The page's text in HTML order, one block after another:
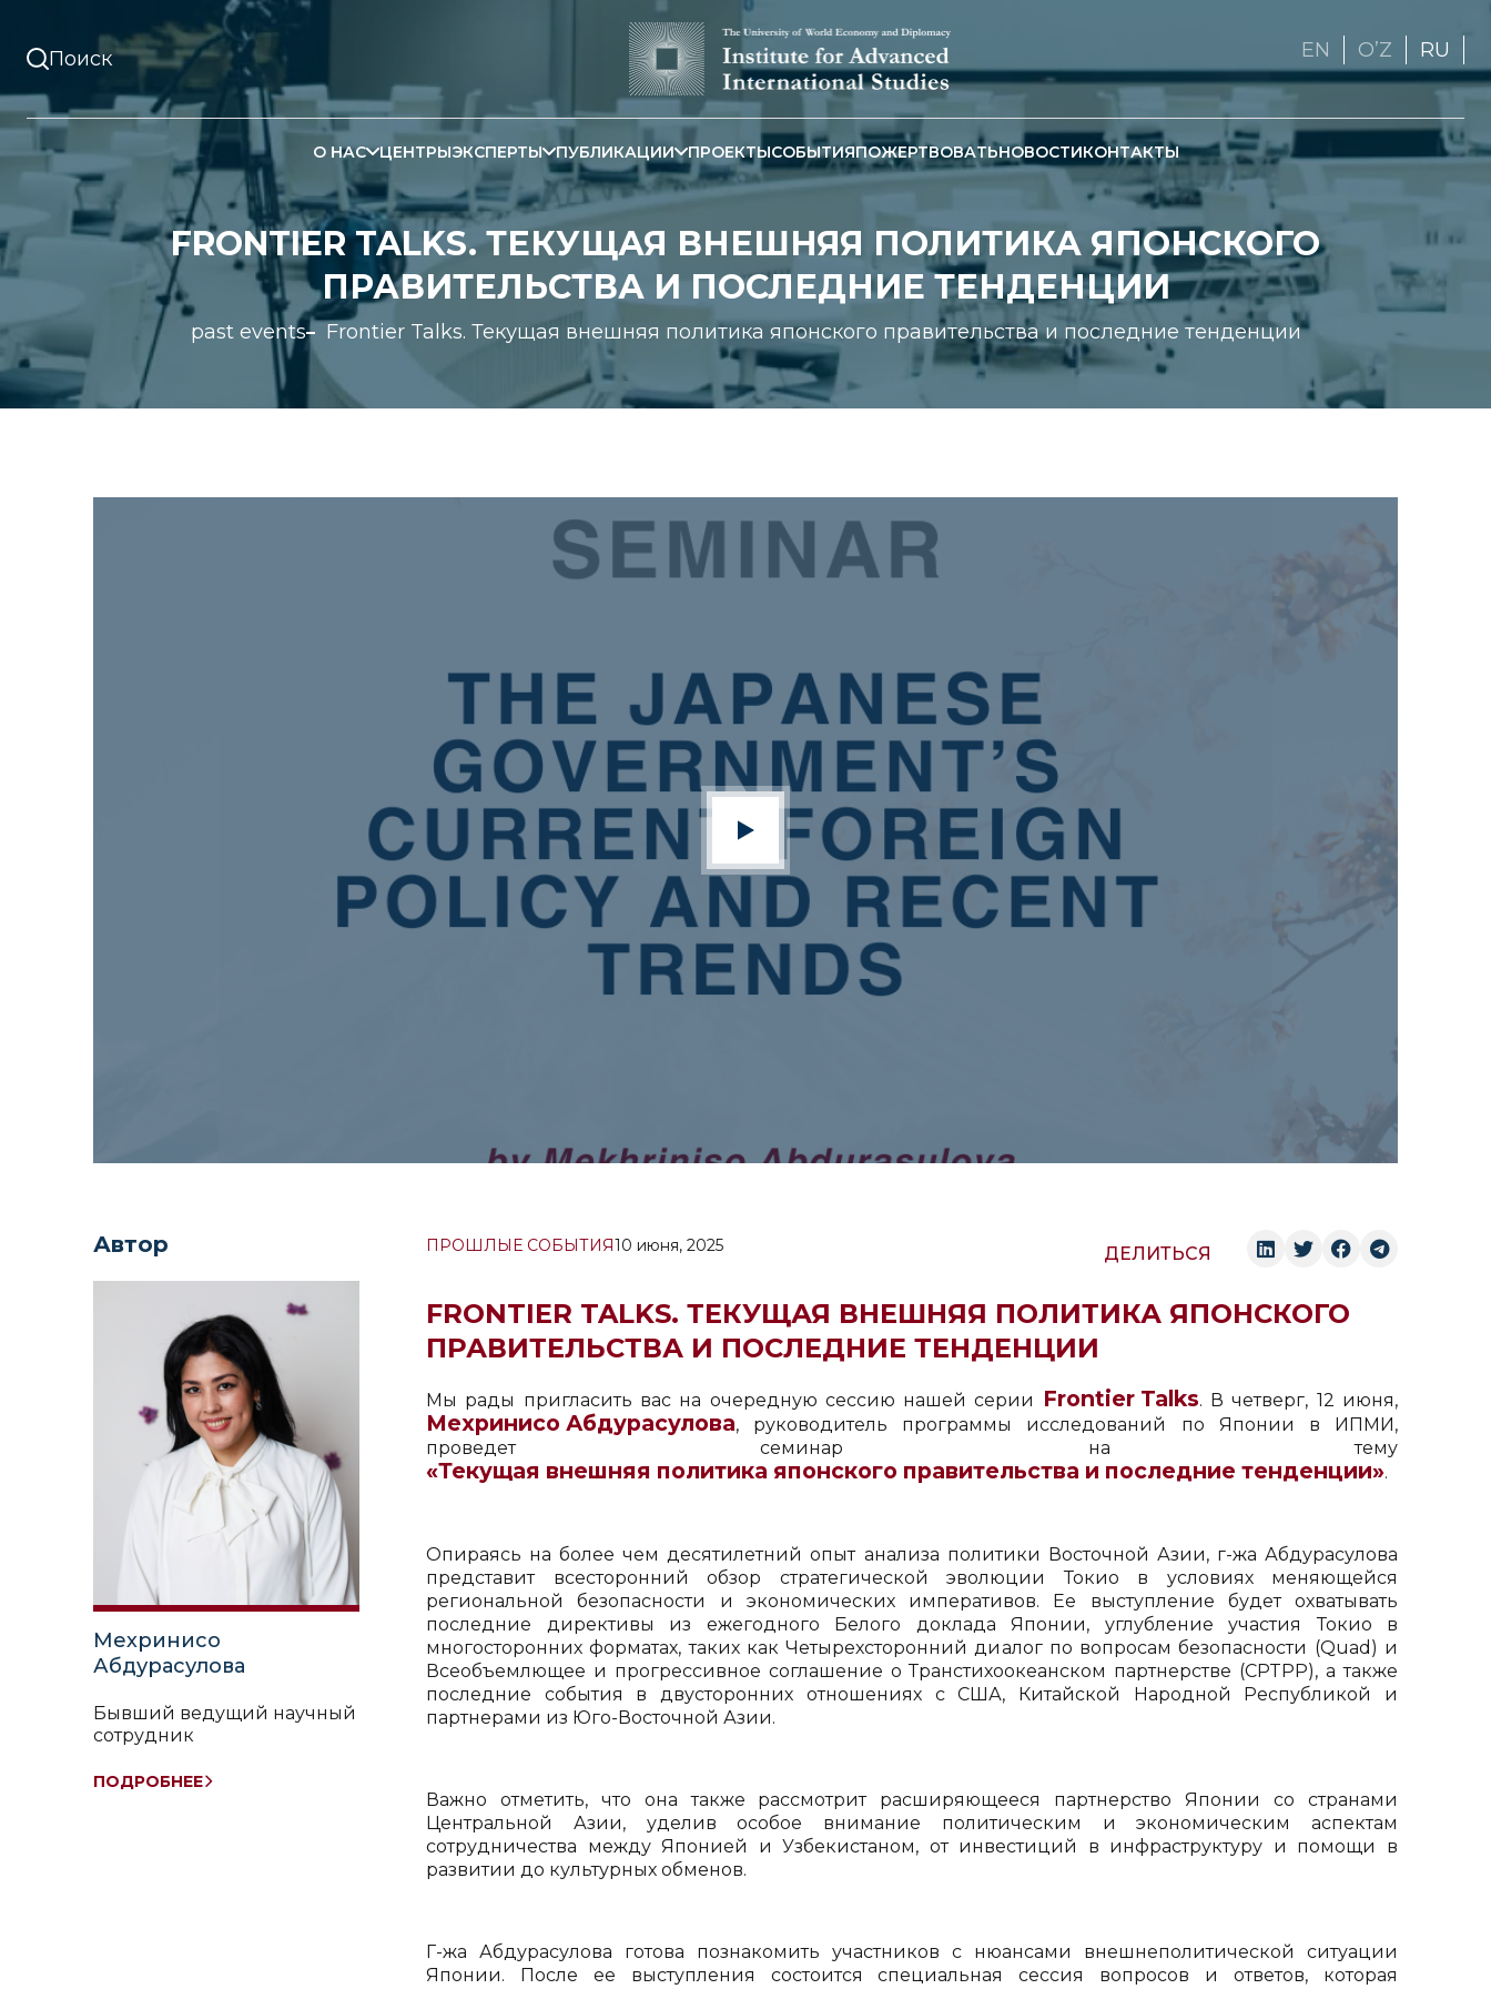
EN OʼZ RU
О НАС ЦЕНТРЫЭКСПЕРТЫ ПУБЛИКАЦИИ ПРОЕКТЫСОБЫТИЯПОЖЕРТВОВАТЬНОВОСТИКОНТАКТЫ
FRONTIER TALKS. ТЕКУЩАЯ ВНЕШНЯЯ ПОЛИТИКА ЯПОНСКОГО
ПРАВИТЕЛЬСТВА И ПОСЛЕДНИЕ ТЕНДЕНЦИИ
past events Frontier Talks. Текущая внешняя политика японского правительства и последние тенденции
Автор
Мехринисо
Абдурасулова
Бывший ведущий научный
сотрудник
ПОДРОБНЕЕ
ПРОШЛЫЕ СОБЫТИЯ10 июня, 2025 ДЕЛИТЬСЯ
FRONTIER TALKS. ТЕКУЩАЯ ВНЕШНЯЯ ПОЛИТИКА ЯПОНСКОГО
ПРАВИТЕЛЬСТВА И ПОСЛЕДНИЕ ТЕНДЕНЦИИ
Мы рады пригласить вас на очередную сессию нашей серии Frontier Talks. В четверг, 12 июня,
Мехринисо Абдурасулова, руководитель программы исследований по Японии в ИПМИ,
проведет семинар на тему
«Текущая внешняя политика японского правительства и последние тенденции».
Опираясь на более чем десятилетний опыт анализа политики Восточной Азии, г-жа Абдурасулова
представит всесторонний обзор стратегической эволюции Токио в условиях меняющейся
региональной безопасности и экономических императивов. Ее выступление будет охватывать
последние директивы из ежегодного Белого доклада Японии, углубление участия Токио в
многосторонних форматах, таких как Четырехсторонний диалог по вопросам безопасности (Quad) и
Всеобъемлющее и прогрессивное соглашение о Транстихоокеанском партнерстве (CPTPP), а также
последние события в двусторонних отношениях с США, Китайской Народной Республикой и
партнерами из Юго-Восточной Азии.
Важно отметить, что она также рассмотрит расширяющееся партнерство Японии со странами
Центральной Азии, уделив особое внимание политическим и экономическим аспектам
сотрудничества между Японией и Узбекистаном, от инвестиций в инфраструктуру и помощи в
развитии до культурных обменов.
Г-жа Абдурасулова готова познакомить участников с нюансами внешнеполитической ситуации
Японии. После ее выступления состоится специальная сессия вопросов и ответов, которая